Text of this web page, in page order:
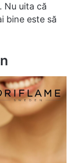
Nu uita că
bine este să